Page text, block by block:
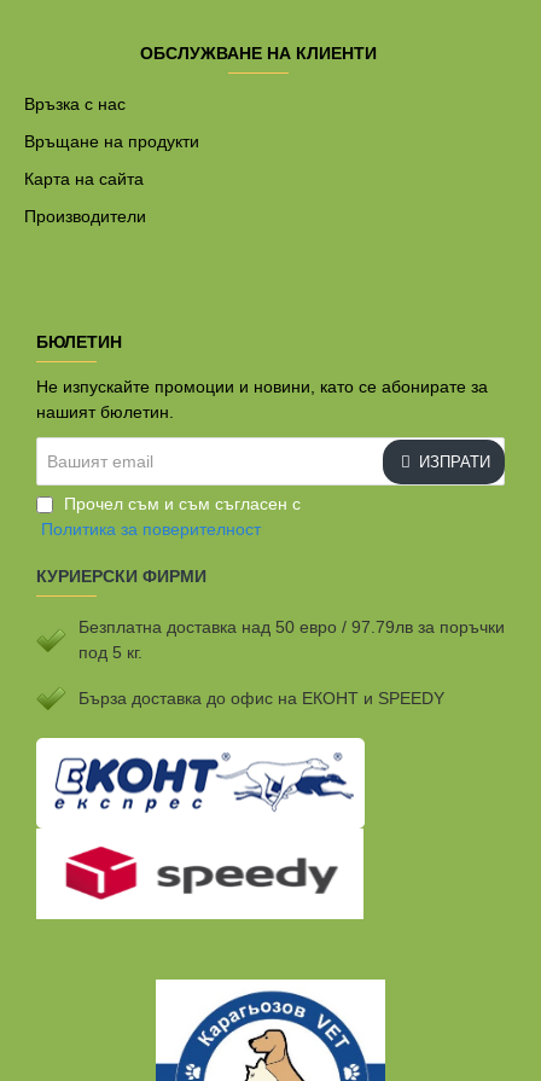
ОБСЛУЖВАНЕ НА КЛИЕНТИ
Връзка с нас
Връщане на продукти
Карта на сайта
Производители
БЮЛЕТИН
Не изпускайте промоции и новини, като се абонирате за
нашият бюлетин.
email
ИЗПРАТИ
Прочел съм и съм съгласен с
Политика за поверителност
КУРИЕРСКИ ФИРМИ
Безплатна доставка над 50 евро / 97.79лв за поръчки
под 5 кг.
Бързa доставка до офис на ЕКОНТ и SPEEDY